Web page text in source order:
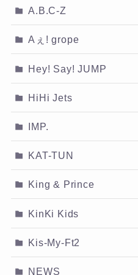
A.B.C-Z
Aぇ! grope
Hey! Say! JUMP
HiHi Jets
IMP.
KAT-TUN
King & Prince
KinKi Kids
Kis-My-Ft2
NEWS